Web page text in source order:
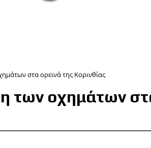
στα ορεινά της Κορινθίας
των οχημάτων